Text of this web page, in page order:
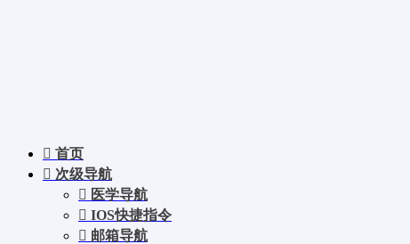
首页
次级导航
医学导航
IOS快捷指令
邮箱导航